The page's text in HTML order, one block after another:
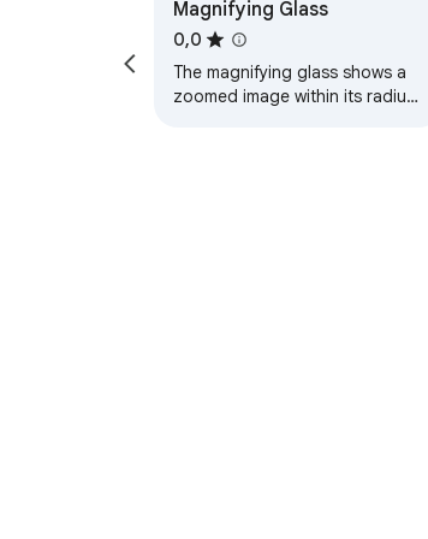
5. lépés — Engedje fel a
lenyomásával.
Magnifying Glass
0,0
The magnifying glass shows a
zoomed image within its radius,